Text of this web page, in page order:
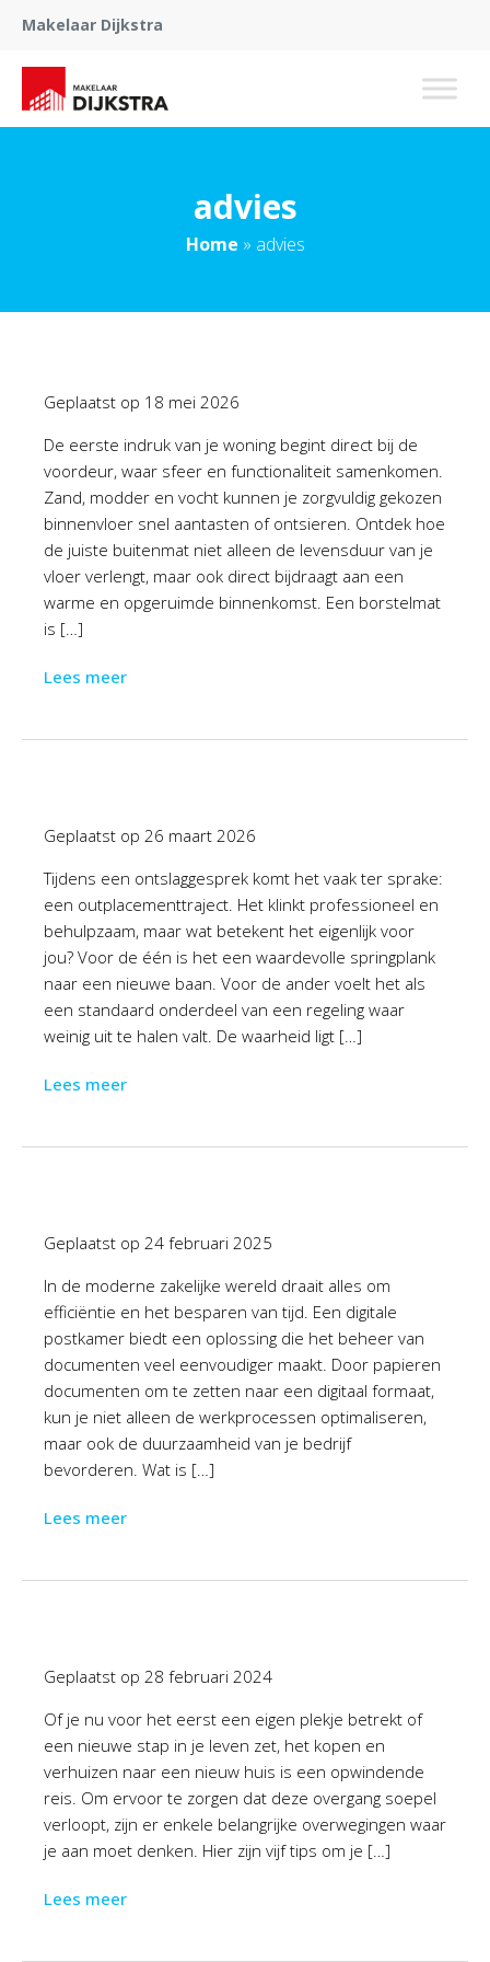
Makelaar Dijkstra
advies
Home » advies
Geplaatst op 18 mei 2026
De eerste indruk van je woning begint direct bij de
voordeur, waar sfeer en functionaliteit samenkomen.
Zand, modder en vocht kunnen je zorgvuldig gekozen
binnenvloer snel aantasten of ontsieren. Ontdek hoe
de juiste buitenmat niet alleen de levensduur van je
vloer verlengt, maar ook direct bijdraagt aan een
warme en opgeruimde binnenkomst. Een borstelmat
is […]
Lees meer
Geplaatst op 26 maart 2026
Tijdens een ontslaggesprek komt het vaak ter sprake:
een outplacementtraject. Het klinkt professioneel en
behulpzaam, maar wat betekent het eigenlijk voor
jou? Voor de één is het een waardevolle springplank
naar een nieuwe baan. Voor de ander voelt het als
een standaard onderdeel van een regeling waar
weinig uit te halen valt. De waarheid ligt […]
Lees meer
Geplaatst op 24 februari 2025
In de moderne zakelijke wereld draait alles om
efficiëntie en het besparen van tijd. Een digitale
postkamer biedt een oplossing die het beheer van
documenten veel eenvoudiger maakt. Door papieren
documenten om te zetten naar een digitaal formaat,
kun je niet alleen de werkprocessen optimaliseren,
maar ook de duurzaamheid van je bedrijf
bevorderen. Wat is […]
Lees meer
Geplaatst op 28 februari 2024
Of je nu voor het eerst een eigen plekje betrekt of
een nieuwe stap in je leven zet, het kopen en
verhuizen naar een nieuw huis is een opwindende
reis. Om ervoor te zorgen dat deze overgang soepel
verloopt, zijn er enkele belangrijke overwegingen waar
je aan moet denken. Hier zijn vijf tips om je […]
Lees meer